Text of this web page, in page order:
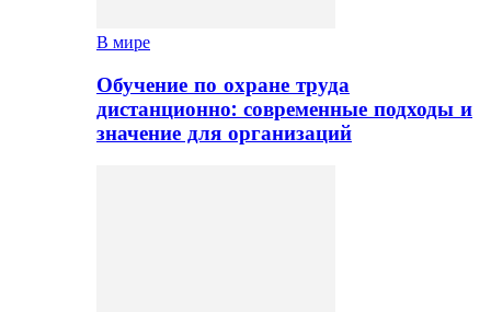
В мире
Обучение по охране труда
дистанционно: современные подходы и
значение для организаций